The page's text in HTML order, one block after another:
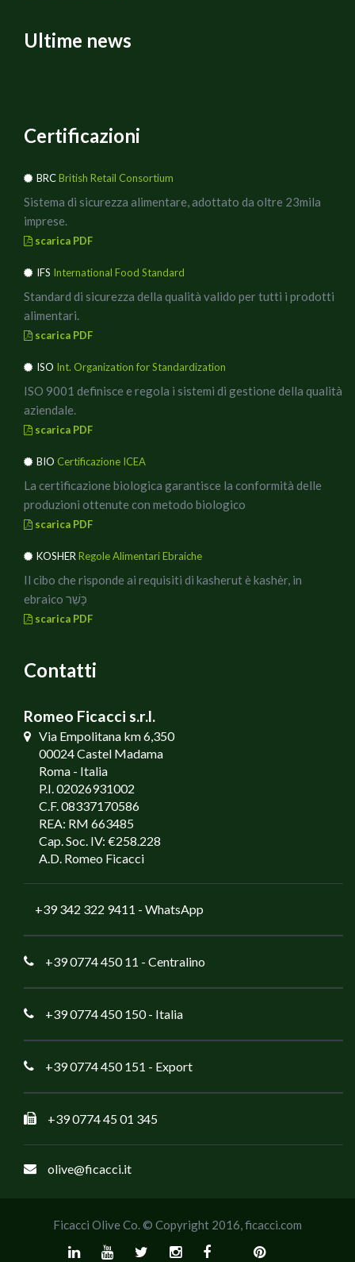
Ultime news
Certificazioni
BRCBritish Retail Consortium
Sistema di sicurezza alimentare, adottato da oltre 23mila
imprese.
scarica PDF
IFS International Food Standard
Standard di sicurezza della qualità valido per tutti i prodotti
alimentari.
scarica PDF
ISO Int. Organization for Standardization
ISO 9001 definisce e regola i sistemi di gestione della qualità
aziendale.
scarica PDF
BIO Certificazione ICEA
La certificazione biologica garantisce la conformità delle
produzioni ottenute con metodo biologico
scarica PDF
KOSHER Regole Alimentari Ebraiche
Il cibo che risponde ai requisiti di kasherut è kashèr, in
ebraico כָּשֵׁר
scarica PDF
Contatti
Romeo Ficacci s.r.l.
Via Empolitana km 6,350
00024 Castel Madama
Roma - Italia
P.I. 02026931002
C.F. 08337170586
REA: RM 663485
Cap. Soc. IV: €258.228
A.D. Romeo Ficacci
+39 342 322 9411 - WhatsApp
+39 0774 450 11 - Centralino
+39 0774 450 150- Italia
+39 0774 450 151 - Export
+39 0774 45 01 345
olive@ficacci.it
Ficacci Olive Co. © Copyright 2016, ficacci.com